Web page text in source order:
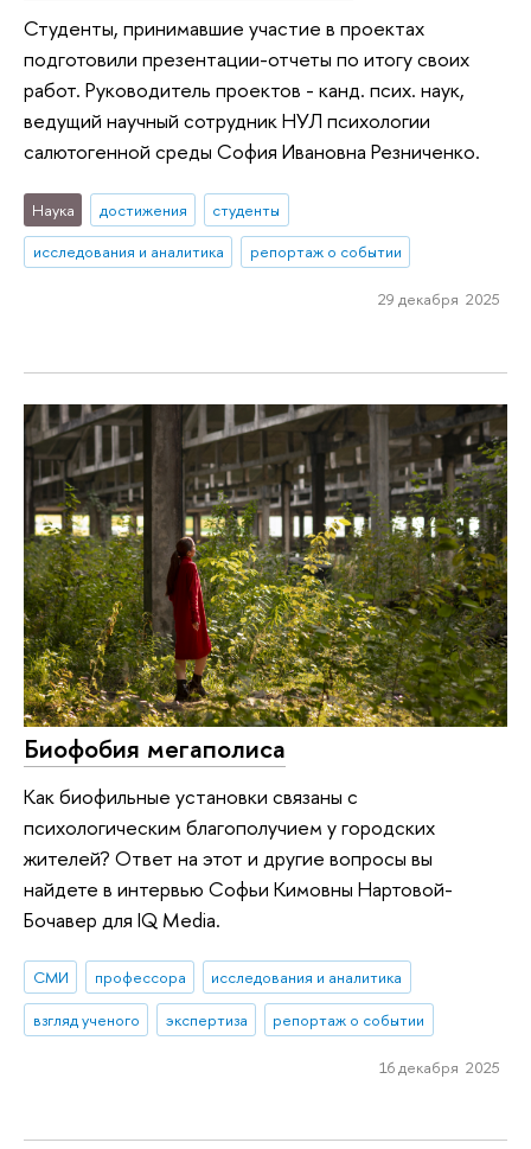
Студенты, принимавшие участие в проектах
подготовили презентации-отчеты по итогу своих
работ. Руководитель проектов - канд. псих. наук,
ведущий научный сотрудник НУЛ психологии
салютогенной среды София Ивановна Резниченко.
Наука достижения
студенты
исследования и аналитика
репортаж о событии
29 декабря 2025
Биофобия мегаполиса
Как биофильные установки связаны с
психологическим благополучием у городских
жителей? Ответ на этот и другие вопросы вы
найдете в интервью Софьи Кимовны Нартовой-
Бочавер для IQ Media.
СМИ профессора
исследования и аналитика
взгляд ученого
экспертиза репортаж о событии
16 декабря 2025